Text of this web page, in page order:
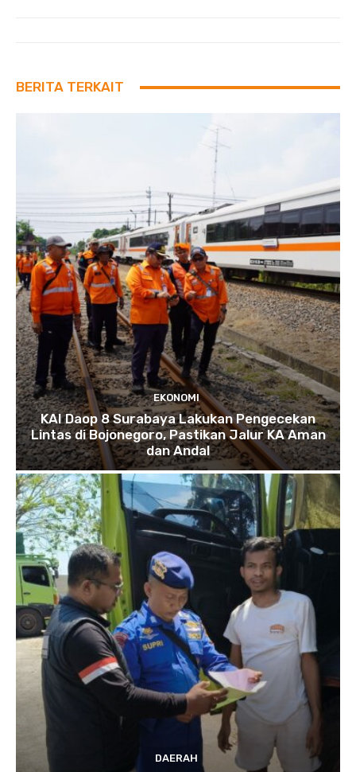
BERITA TERKAIT
EKONOMI
KAI Daop 8 Surabaya Lakukan Pengecekan
Lintas di Bojonegoro, Pastikan Jalur KA Aman
dan Andal
DAERAH